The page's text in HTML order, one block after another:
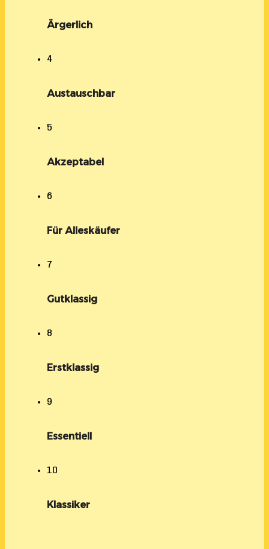
Ärgerlich
4
Austauschbar
5
Akzeptabel
6
Für Alleskäufer
7
Gutklassig
8
Erstklassig
9
Essentiell
10
Klassiker